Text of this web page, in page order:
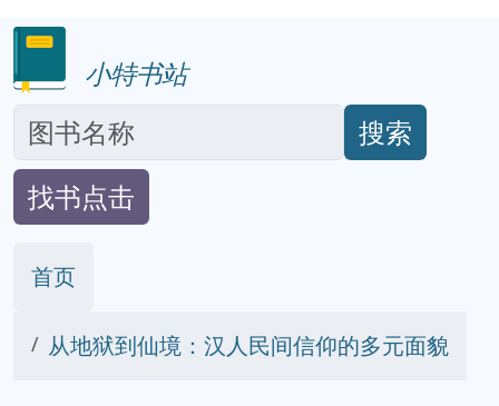
小特书站
搜索
找书点击
首页
从地狱到仙境：汉人民间信仰的多元面貌